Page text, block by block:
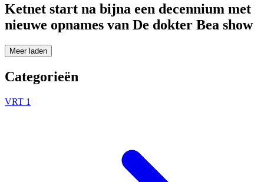
Ketnet start na bijna een decennium met
nieuwe opnames van De dokter Bea show
Meer laden
Categorieën
VRT 1